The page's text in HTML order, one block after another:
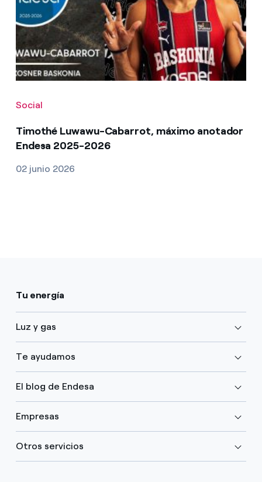
Social
Timothé Luwawu-Cabarrot, máximo anotador
Endesa 2025-2026
02 junio 2026
Tu energía
Luz y gas
Te ayudamos
El blog de Endesa
Empresas
Otros servicios